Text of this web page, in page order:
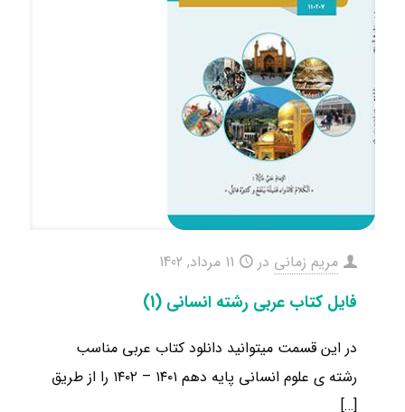
مریم زمانی در 11 مرداد, 1402
فایل کتاب عربی رشته انسانی (1)
در این قسمت میتوانید دانلود کتاب عربی مناسب
رشته ی علوم انسانی ​پایه دهم ۱۴۰۱ – ۱۴۰۲ را از طریق
[…]